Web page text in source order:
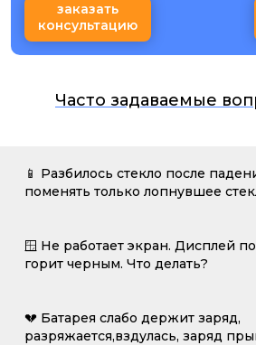
заказать
консультацию
Часто задаваемые
📱 Разбилось стекло после
поменять только лопнувшее
🪟 Не работает экран. Дисплей
горит черным. Что делать?
💔 Батарея слабо держит заряд,
разряжается,вздулась, заряд